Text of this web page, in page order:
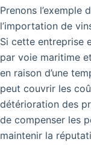
Prenons l’exemple
l’importation de
Si cette entreprise
par voie maritime
en raison d’une
peut couvrir les
détérioration des
de compenser les
maintenir la